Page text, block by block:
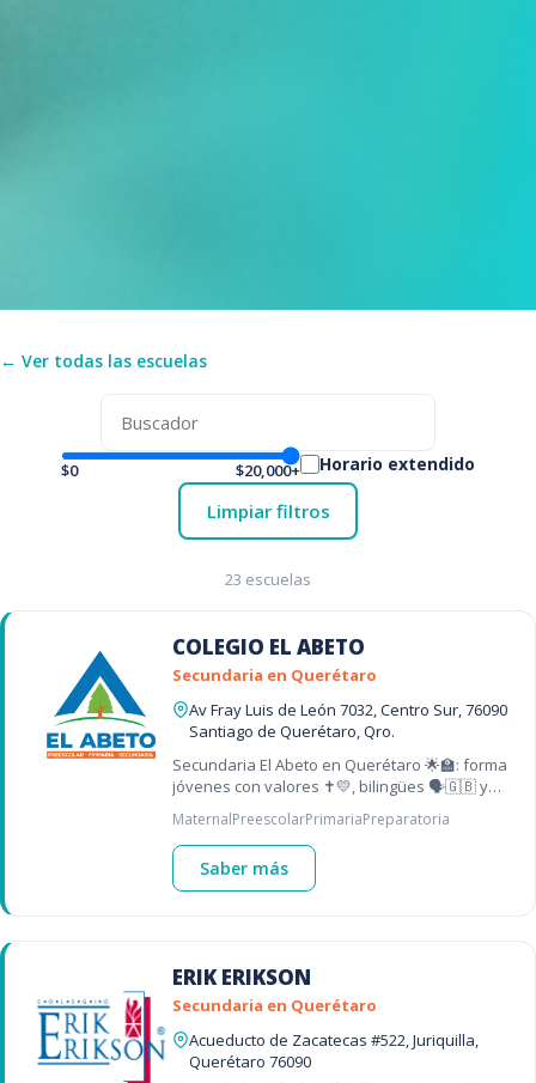
← Ver todas las escuelas
$0 $20,000+ Horario extendido
Limpiar filtros
23 escuelas
COLEGIO EL ABETO
Secundaria en Querétaro
Av Fray Luis de León 7032, Centro Sur, 76090
Santiago de Querétaro, Qro.
Secundaria El Abeto en Querétaro 🌟🏫: forma
jóvenes con valores ✝️💛, bilingües 🗣️🇬🇧 y
preparados para el futuro 🚀 – una de las
mejores secundarias en Querétaro 📍
MaternalPreescolarPrimariaPreparatoria
Saber más
ERIK ERIKSON
Secundaria en Querétaro
Acueducto de Zacatecas #522, Juriquilla,
Querétaro 76090